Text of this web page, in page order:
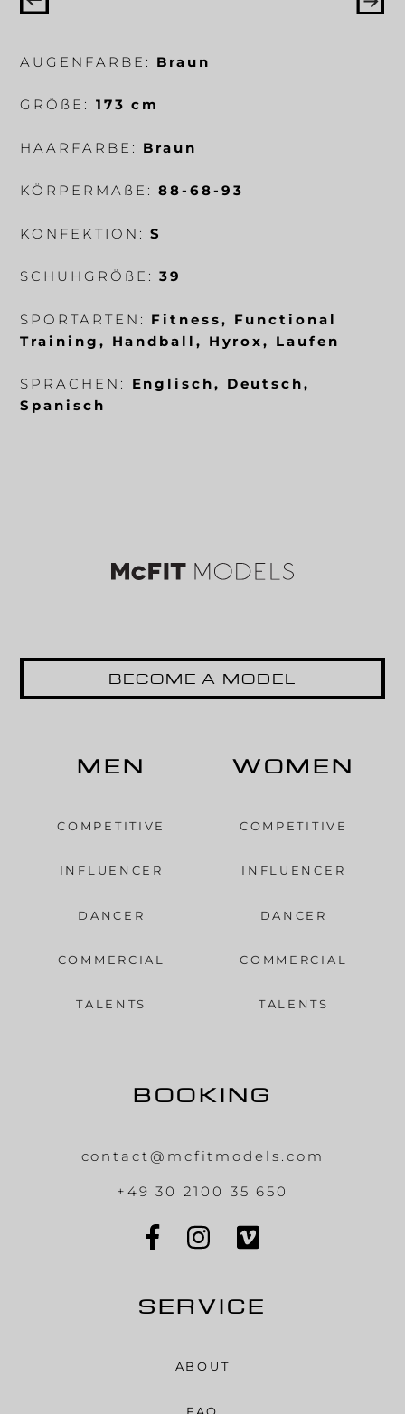
AUGENFARBE: Braun
GRÖ ß E: 173 cm
HAARFARBE: Braun
KÖRPERMA ß E:88-68-93
KONFEKTION:S
SCHUHGRÖ ß E:39
SPORTARTEN: Fitness, Functional
Training, Handball, Hyrox, Laufen
SPRACHEN: Englisch, Deutsch,
Spanisch
BECOME A MODEL
MEN
COMPETITIVE
INFLUENCER
DANCER
COMMERCIAL
TALENTS
WOMEN
COMPETITIVE
INFLUENCER
DANCER
COMMERCIAL
TALENTS
BOOKING
contact@mcfitmodels.com
+49 30 2100 35 650
SERVICE
ABOUT